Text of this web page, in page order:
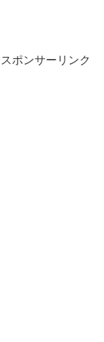
スポンサーリンク